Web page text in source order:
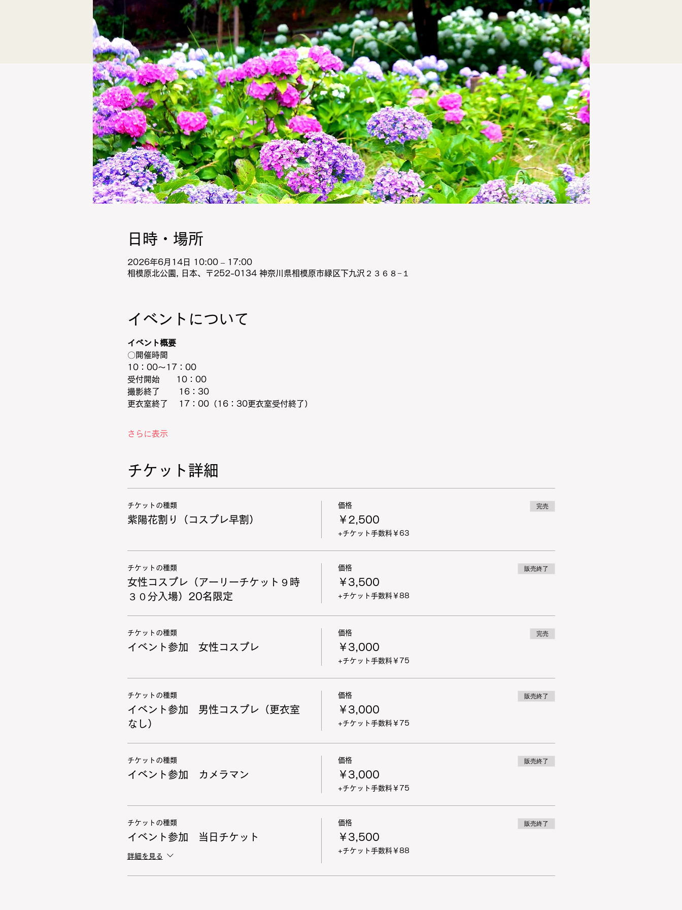
日時・場所
2026年6月14日 10:00 – 17:00
相模原北公園, 日本、〒252-0134 神奈川県相模原市緑区下九沢２３６８−１
イベントについて
イベント概要
〇開催時間
10：00～17：00
受付開始　　10：00
撮影終了　 　16：30
更衣室終了 　17：00（16：30更衣室受付終了）
さらに表示
チケット詳細
チケットの種類
紫陽花割り（コスプレ早割）
価格
￥2,500
+チケット手数料￥63
完売
チケットの種類
女性コスプレ（アーリーチケット９時
３０分入場）20名限定
価格
￥3,500
+チケット手数料￥88
販売終了
チケットの種類
イベント参加 女性コスプレ
価格
￥3,000
+チケット手数料￥75
完売
チケットの種類
イベント参加 男性コスプレ（更衣室
なし）
価格
￥3,000
+チケット手数料￥75
販売終了
チケットの種類
イベント参加 カメラマン
価格
￥3,000
+チケット手数料￥75
販売終了
チケットの種類
イベント参加 当日チケット
詳細を見る
価格
￥3,500
+チケット手数料￥88
販売終了